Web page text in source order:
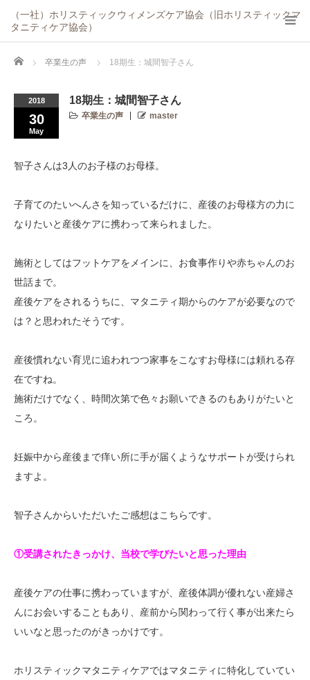
（一社）ホリスティックウィメンズケア協会（旧ホリスティックマ
タニティケア協会）
Home 卒業生の声 18期生：城間智子さん
2018
30
May
18期生：城間智子さん
卒業生の声 master
智子さんは3人のお子様のお母様。
子育てのたいへんさを知っているだけに、産後のお母様方の力に
なりたいと産後ケアに携わって来られました。
施術としてはフットケアをメインに、お食事作りや赤ちゃんのお
世話まで。
産後ケアをされるうちに、マタニティ期からのケアが必要なので
は？と思われたそうです。
産後慣れない育児に追われつつ家事をこなすお母様には頼れる存
在ですね。
施術だけでなく、時間次第で色々お願いできるのもありがたいと
ころ。
妊娠中から産後まで痒い所に手が届くようなサポートが受けられ
ますよ。
智子さんからいただいたご感想はこちらです。
①受講されたきっかけ、当校で学びたいと思った理由
産後ケアの仕事に携わっていますが、産後体調が優れない産婦さ
んにお会いすることもあり、産前から関わって行く事が出来たら
いいなと思ったのがきっかけです。
ホリスティックマタニティケアではマタニティに特化していてい